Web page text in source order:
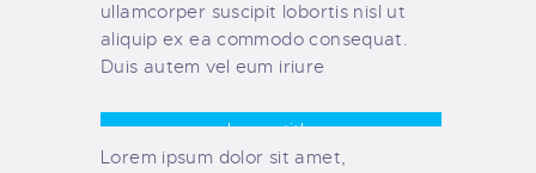
ullamcorper suscipit lobortis nisl ut
aliquip ex ea commodo consequat.
Duis autem vel eum iriure
Image title
Lorem ipsum dolor sit amet,